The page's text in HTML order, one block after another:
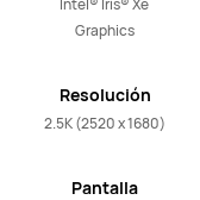
Graphics
Resolución
2.5K (2520 x 1680)
Pantalla